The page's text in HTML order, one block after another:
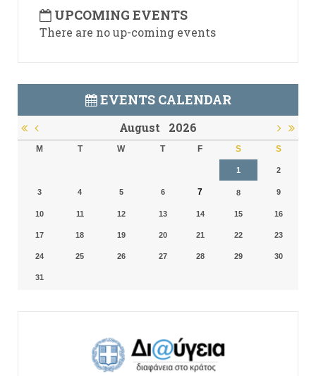
UPCOMING EVENTS
There are no up-coming events
EVENTS CALENDAR
August 2026
M T W T F S S
1 2
3 4 5 6 7 8 9
10 11 12 13 14 15 16
17 18 19 20 21 22 23
24 25 26 27 28 29 30
31